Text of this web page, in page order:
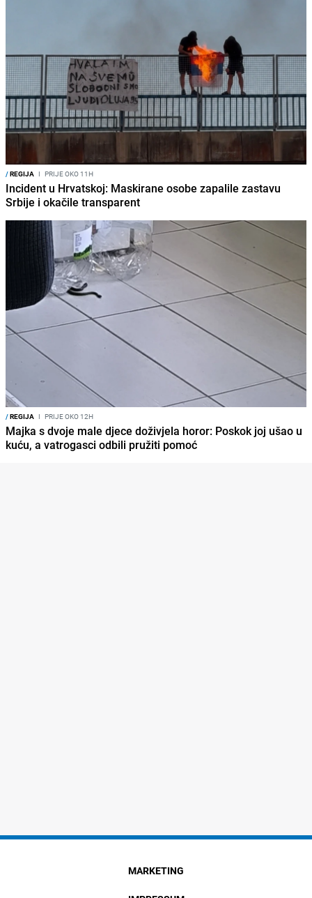
/REGIJA I PRIJE OKO 11H
Incident u Hrvatskoj: Maskirane osobe zapalile zastavu
Srbije i okačile transparent
/REGIJA I PRIJE OKO 12H
Majka s dvoje male djece doživjela horor: Poskok joj ušao u
kuću, a vatrogasci odbili pružiti pomoć
MARKETING